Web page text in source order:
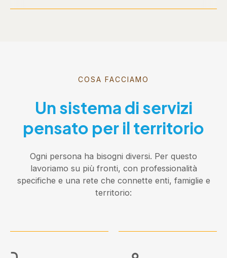
COSA FACCIAMO
Un sistema di servizi
pensato per il territorio
Ogni persona ha bisogni diversi. Per questo
lavoriamo su più fronti, con professionalità
specifiche e una rete che connette enti, famiglie e
territorio: